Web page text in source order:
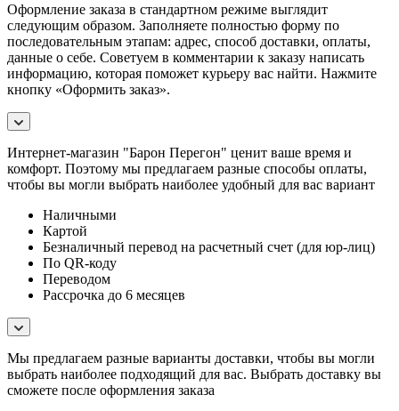
Оформление заказа в стандартном режиме выглядит
следующим образом. Заполняете полностью форму по
последовательным этапам: адрес, способ доставки, оплаты,
данные о себе. Советуем в комментарии к заказу написать
информацию, которая поможет курьеру вас найти. Нажмите
кнопку «Оформить заказ».
Интернет-магазин "Барон Перегон" ценит ваше время и
комфорт. Поэтому мы предлагаем разные способы оплаты,
чтобы вы могли выбрать наиболее удобный для вас вариант
Наличными
Картой
Безналичный перевод на расчетный счет (для юр-лиц)
По QR-коду
Переводом
Рассрочка до 6 месяцев
Мы предлагаем разные варианты доставки, чтобы вы могли
выбрать наиболее подходящий для вас. Выбрать доставку вы
сможете после оформления заказа